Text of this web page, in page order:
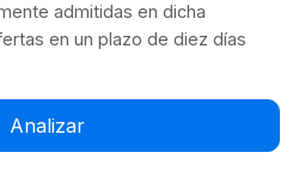
admitidas en dicha
en un plazo de diez días
Analizar